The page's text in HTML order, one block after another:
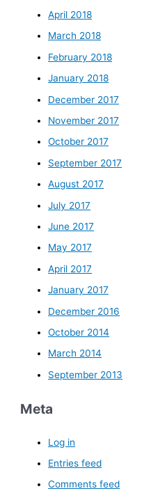
April 2018
March 2018
February 2018
January 2018
December 2017
November 2017
October 2017
September 2017
August 2017
July 2017
June 2017
May 2017
April 2017
January 2017
December 2016
October 2014
March 2014
September 2013
Meta
Log in
Entries feed
Comments feed